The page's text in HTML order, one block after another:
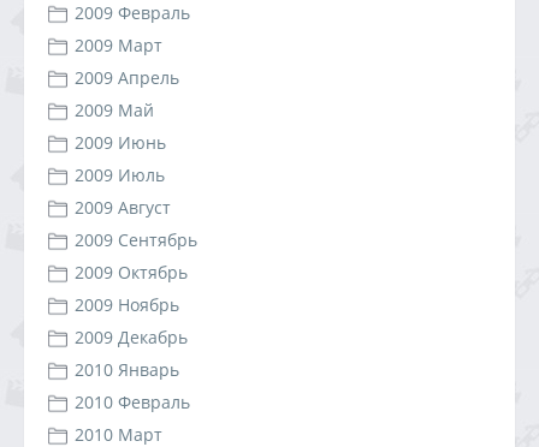
2009 Февраль
2009 Март
2009 Апрель
2009 Май
2009 Июнь
2009 Июль
2009 Август
2009 Сентябрь
2009 Октябрь
2009 Ноябрь
2009 Декабрь
2010 Январь
2010 Февраль
2010 Март